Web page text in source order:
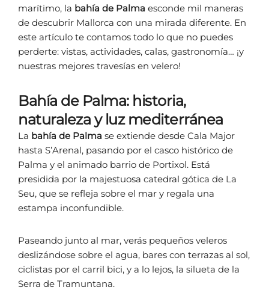
marítimo, la bahía de Palma esconde mil maneras
de descubrir Mallorca con una mirada diferente. En
este artículo te contamos todo lo que no puedes
perderte: vistas, actividades, calas, gastronomía… ¡y
nuestras mejores travesías en velero!
Bahía de Palma: historia,
naturaleza y luz mediterránea
La bahía de Palma se extiende desde Cala Major
hasta S’Arenal, pasando por el casco histórico de
Palma y el animado barrio de Portixol. Está
presidida por la majestuosa catedral gótica de La
Seu, que se refleja sobre el mar y regala una
estampa inconfundible.
Paseando junto al mar, verás pequeños veleros
deslizándose sobre el agua, bares con terrazas al sol,
ciclistas por el carril bici, y a lo lejos, la silueta de la
Serra de Tramuntana.